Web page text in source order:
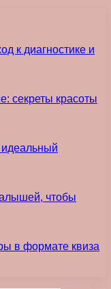
к диагностике и
секреты красоты
идеальный
чтобы
в формате квиза